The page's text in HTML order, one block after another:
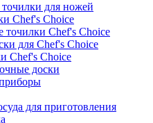
для ножей
Chef's Choice
точилки Chef's Choice
для Chef's Choice
Chef's Choice
доски
для приготовления